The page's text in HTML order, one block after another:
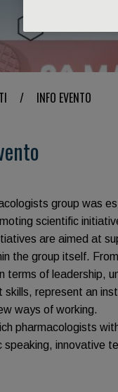
/ INFO EVENTO
group was
scientific
are aimed at
the group itself.
terms of leadership,
represent an
ways of working.
pharmacologists
innovative